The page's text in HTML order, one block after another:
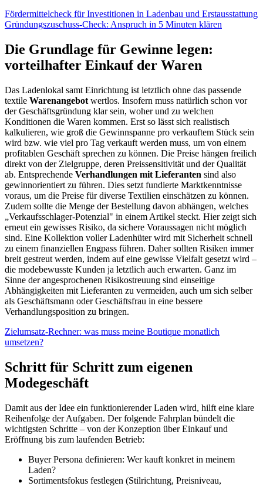
Fördermittelcheck für Investitionen in Ladenbau und Erstausstattung
Gründungszuschuss-Check: Anspruch in 5 Minuten klären
Die Grundlage für Gewinne legen:
vorteilhafter Einkauf der Waren
Das Ladenlokal samt Einrichtung ist letztlich ohne das passende
textile Warenangebot wertlos. Insofern muss natürlich schon vor
der Geschäftsgründung klar sein, woher und zu welchen
Konditionen die Waren kommen. Erst so lässt sich realistisch
kalkulieren, wie groß die Gewinnspanne pro verkauftem Stück sein
wird bzw. wie viel pro Tag verkauft werden muss, um von einem
profitablen Geschäft sprechen zu können. Die Preise hängen freilich
direkt von der Zielgruppe, deren Preissensitivität und der Qualität
ab. Entsprechende Verhandlungen mit Lieferanten sind also
gewinnorientiert zu führen. Dies setzt fundierte Marktkenntnisse
voraus, um die Preise für diverse Textilien einschätzen zu können.
Zudem sollte die Menge der Bestellung davon abhängen, welches
„Verkaufsschlager-Potenzial" in einem Artikel steckt. Hier zeigt sich
erneut ein gewisses Risiko, da sichere Voraussagen nicht möglich
sind. Eine Kollektion voller Ladenhüter wird mit Sicherheit schnell
zu einem finanziellen Engpass führen. Daher sollten Risiken immer
breit gestreut werden, indem auf eine gewisse Vielfalt gesetzt wird –
die modebewusste Kunden ja letztlich auch erwarten. Ganz im
Sinne der angesprochenen Risikostreuung sind einseitige
Abhängigkeiten mit Lieferanten zu vermeiden, auch um sich selber
als Geschäftsmann oder Geschäftsfrau in eine bessere
Verhandlungsposition zu bringen.
Zielumsatz-Rechner: was muss meine Boutique monatlich
umsetzen?
Schritt für Schritt zum eigenen
Modegeschäft
Damit aus der Idee ein funktionierender Laden wird, hilft eine klare
Reihenfolge der Aufgaben. Der folgende Fahrplan bündelt die
wichtigsten Schritte – von der Konzeption über Einkauf und
Eröffnung bis zum laufenden Betrieb:
Buyer Persona definieren: Wer kauft konkret in meinem
Laden?
Sortimentsfokus festlegen (Stilrichtung, Preisniveau,